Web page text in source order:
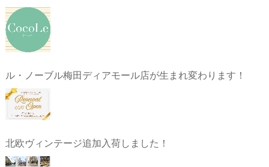
ル・ノーブル梅田ディアモール店が生まれ変わります！
北欧ヴィンテージ追加入荷しました！